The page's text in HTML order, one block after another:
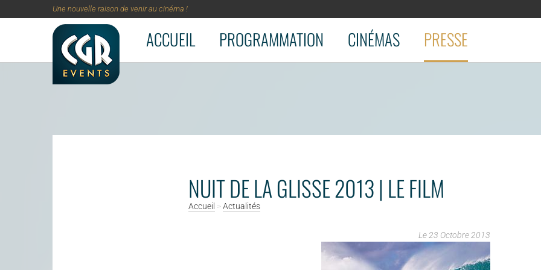
Aller au contenu principal
Une nouvelle raison de venir au cinéma !
ACCUEIL PROGRAMMATION CINÉMAS PRESSE
NUIT DE LA GLISSE 2013 | LE FILM
Accueil >Actualités
Le 23 Octobre 2013